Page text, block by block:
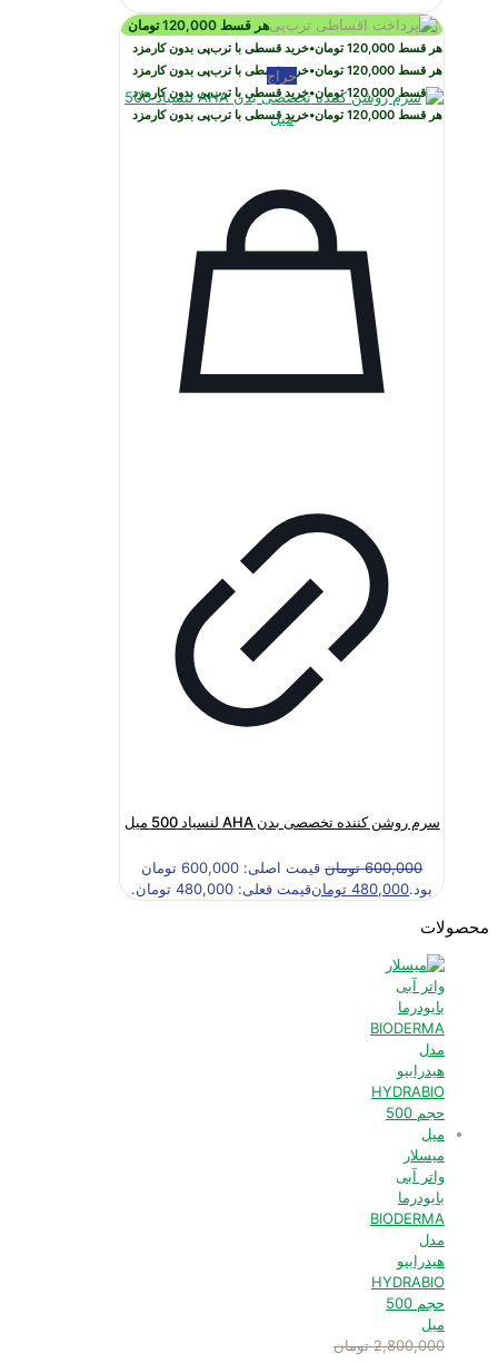
هر قسط120,000 تومان
هر قسط120,000 تومان•خرید قسطی با ترب‌پی بدون کارمزد
هر قسط120,000 تومان•خرید قسطی با ترب‌پی بدون کارمزد
هر قسط120,000 تومان•خرید قسطی با ترب‌پی بدون کارمزد
هر قسط120,000 تومان•خرید قسطی با ترب‌پی بدون کارمزد
حراج
سرم روشن کننده تخصصی بدن AHA لنسیاد 500 میل
600,000 تومان
قیمت اصلی: 600,000 تومان
بود.480,000 تومانقیمت فعلی: 480,000 تومان.
محصولات
میسلار
واتر آبی
بایودرما
BIODERMA
مدل
هیدرابیو
HYDRABIO
حجم 500
میل
2,800,000 تومان